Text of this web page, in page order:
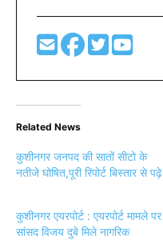
Related News
कुशीनगर जनपद की सातों सीटो के
नतीजे घोषित,पूरी रिपोर्ट बिस्तार से पढ़े
कुशीनगर एयरपोर्ट : एयरपोर्ट मामले पर
सांसद विजय दुबे मिले नागरिक